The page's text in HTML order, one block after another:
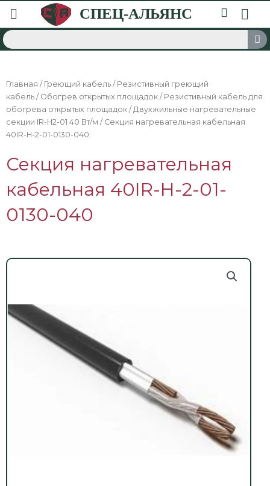
Главная / Греющий кабель / Резистивный греющий
кабель / Обогрев открытых площадок / Резистивный кабель для
обогрева открытых площадок / Двухжильные нагревательные
секции IR-H2-01 40 Вт/м / Секция нагревательная кабельная
40IR-H-2-01-0130-040
Секция нагревательная
кабельная 40IR-H-2-01-
0130-040